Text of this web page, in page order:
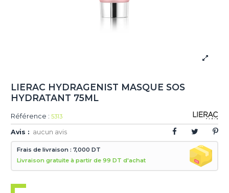
LIERAC HYDRAGENIST MASQUE SOS
HYDRATANT 75ML
Référence : 5313
Avis : aucun avis
Frais de livraison : 7,000 DT
Livraison gratuite à partir de 99 DT d'achat